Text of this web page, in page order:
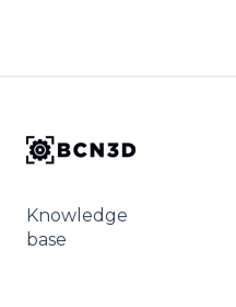
Knowledge
base